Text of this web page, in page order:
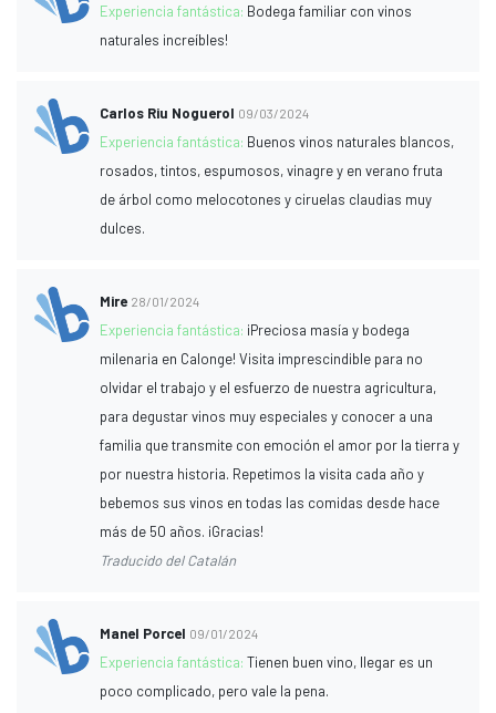
Experiencia fantástica: Bodega familiar con vinos
naturales increíbles!
Carlos Riu Noguerol 09/03/2024
Experiencia fantástica: Buenos vinos naturales blancos,
rosados, tintos, espumosos, vinagre y en verano fruta
de árbol como melocotones y ciruelas claudias muy
dulces.
Mire 28/01/2024
Experiencia fantástica: ¡Preciosa masía y bodega
milenaria en Calonge! Visita imprescindible para no
olvidar el trabajo y el esfuerzo de nuestra agricultura,
para degustar vinos muy especiales y conocer a una
familia que transmite con emoción el amor por la tierra y
por nuestra historia. Repetimos la visita cada año y
bebemos sus vinos en todas las comidas desde hace
más de 50 años. ¡Gracias!
Traducido del Catalán
Manel Porcel 09/01/2024
Experiencia fantástica:Tienen buen vino, llegar es un
poco complicado, pero vale la pena.